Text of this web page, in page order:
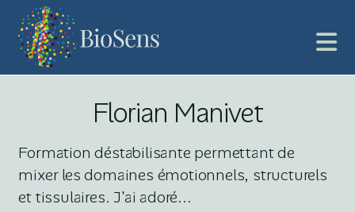
Florian Manivet
Formation déstabilisante permettant de
mixer les domaines émotionnels, structurels
et tissulaires. J'ai adoré...